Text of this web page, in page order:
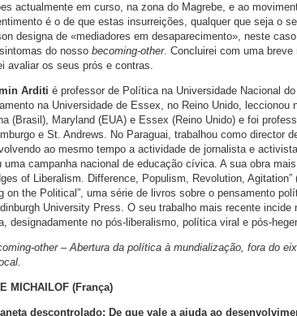
actualmente em curso, na zona do Magrebe, e ao
é o de que estas insurreições, qualquer que seja o
designa de «mediadores em desaparecimento», neste
do nosso becoming-other. Concluirei com uma
avaliar os seus prós e contras.
Arditi é professor de Política na Universidade Nacional
na Universidade de Essex, no Reino Unido, leccionou
(Brasil), Maryland (EUA) e Essex (Reino Unido) e foi
e St. Andrews. No Paraguai, trabalhou como director
ao mesmo tempo a actividade de jornalista e
uma campanha nacional de educação cívica. A sua obra
of Liberalism. Difference, Populism, Revolution, Agitation”
on the Political”, uma série de livros sobre o pensamento
University Press. O seu trabalho mais recente incide
designadamente no pós-liberalismo, política viral e pós-
other – Abertura da política à mundialização, fora do
MICHAILOF (França)
descontrolado: De que vale a ajuda ao